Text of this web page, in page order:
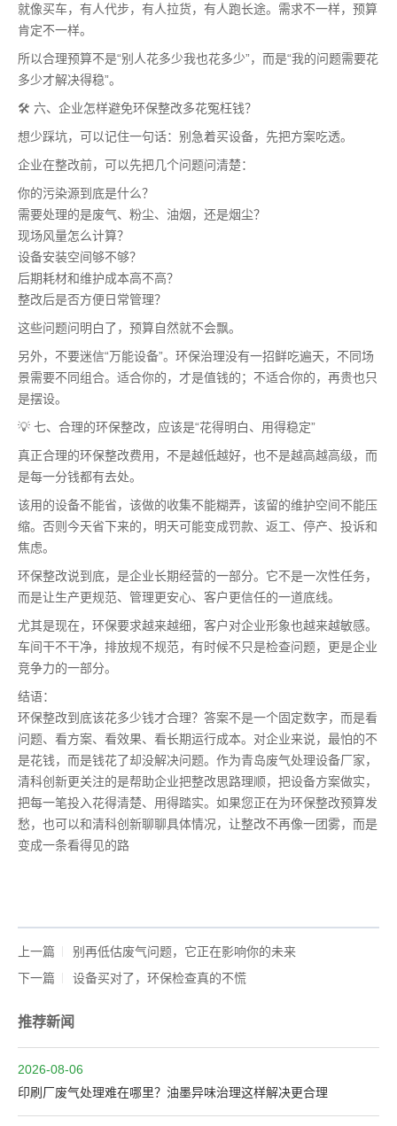
就像买车，有人代步，有人拉货，有人跑长途。需求不一样，预算
肯定不一样。
所以合理预算不是“别人花多少我也花多少”，而是“我的问题需要花
多少才解决得稳”。
🛠️ 六、企业怎样避免环保整改多花冤枉钱？
想少踩坑，可以记住一句话：别急着买设备，先把方案吃透。
企业在整改前，可以先把几个问题问清楚：
你的污染源到底是什么？
需要处理的是废气、粉尘、油烟，还是烟尘？
现场风量怎么计算？
设备安装空间够不够？
后期耗材和维护成本高不高？
整改后是否方便日常管理？
这些问题问明白了，预算自然就不会飘。
另外，不要迷信“万能设备”。环保治理没有一招鲜吃遍天，不同场
景需要不同组合。适合你的，才是值钱的；不适合你的，再贵也只
是摆设。
💡 七、合理的环保整改，应该是“花得明白、用得稳定”
真正合理的环保整改费用，不是越低越好，也不是越高越高级，而
是每一分钱都有去处。
该用的设备不能省，该做的收集不能糊弄，该留的维护空间不能压
缩。否则今天省下来的，明天可能变成罚款、返工、停产、投诉和
焦虑。
环保整改说到底，是企业长期经营的一部分。它不是一次性任务，
而是让生产更规范、管理更安心、客户更信任的一道底线。
尤其是现在，环保要求越来越细，客户对企业形象也越来越敏感。
车间干不干净，排放规不规范，有时候不只是检查问题，更是企业
竞争力的一部分。
结语：
环保整改到底该花多少钱才合理？答案不是一个固定数字，而是看
问题、看方案、看效果、看长期运行成本。对企业来说，最怕的不
是花钱，而是钱花了却没解决问题。作为青岛废气处理设备厂家，
清科创新更关注的是帮助企业把整改思路理顺，把设备方案做实，
把每一笔投入花得清楚、用得踏实。如果您正在为环保整改预算发
愁，也可以和清科创新聊聊具体情况，让整改不再像一团雾，而是
变成一条看得见的路
上一篇
别再低估废气问题，它正在影响你的未来
下一篇
设备买对了，环保检查真的不慌
推荐新闻
2026-08-06
印刷厂废气处理难在哪里？油墨异味治理这样解决更合理